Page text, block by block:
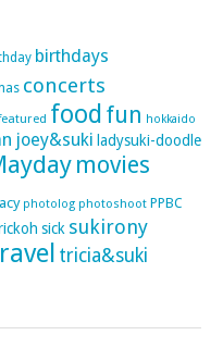
birthdays
concerts
food fun hokkaido
joey&suki ladysuki-doodle
movies
photolog photoshoot PPBC
sick sukirony
tricia&suki